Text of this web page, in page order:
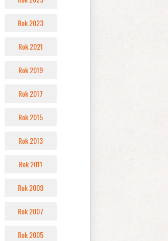
Rok 2023
Rok 2021
Rok 2019
Rok 2017
Rok 2015
Rok 2013
Rok 2011
Rok 2009
Rok 2007
Rok 2005